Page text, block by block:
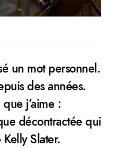
un mot personnel.
des années.
j’aime :
décontractée qui
Slater.